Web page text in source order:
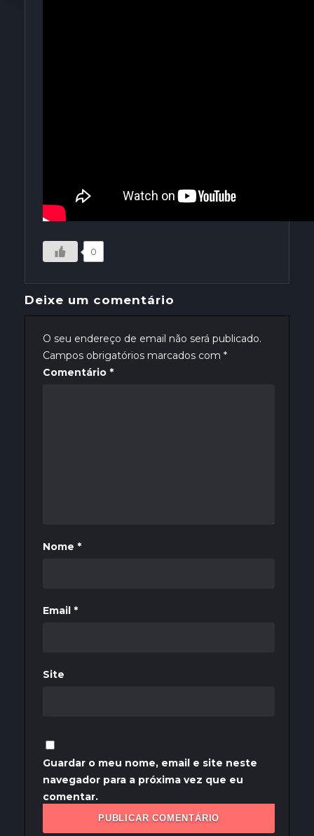
0
Deixe um comentário
O seu endereço de email não será publicado.
Campos obrigatórios marcados com *
Comentário *
Nome *
Email *
Site
Guardar o meu nome, email e site neste
navegador para a próxima vez que eu
comentar.